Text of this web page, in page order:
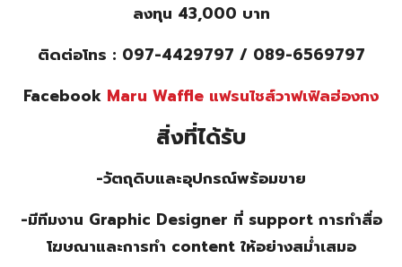
ลงทุน 43,000 บาท
ติดต่อโทร : 097-4429797 / 089-6569797
Facebook Maru Waffle แฟรนไชส์วาฟเฟิลฮ่องกง
สิ่งที่ได้รับ
-วัตถุดิบและอุปกรณ์พร้อมขาย
-มีทีมงาน Graphic Designer ที่ support การทำสื่อ
โฆษณาและการทำ content ให้อย่างสม่ำเสมอ